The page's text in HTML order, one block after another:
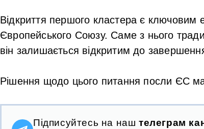
Відкриття першого кластера є
Європейського Союзу. Саме з нього
він залишається відкритим до
Рішення щодо цього питання посли ЄС
Підписуйтесь на наш телеграм